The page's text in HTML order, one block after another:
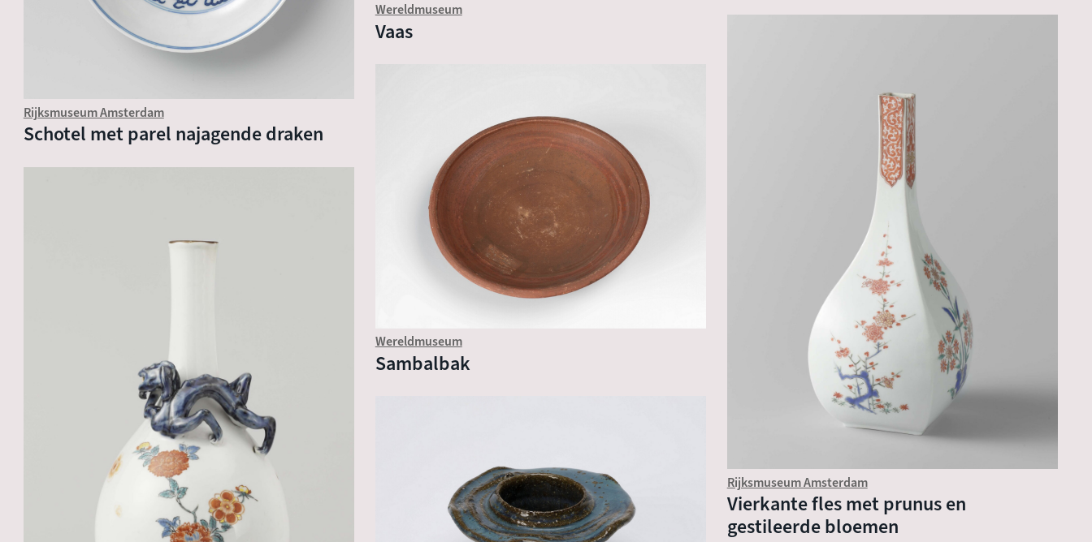
Wereldmuseum
Vaas
Rijksmuseum Amsterdam
Schotel met parel najagende draken
Rijksmuseum Amsterdam
Vierkante fles met prunus en
gestileerde bloemen
Wereldmuseum
Sambalbak